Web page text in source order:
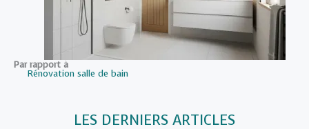
Par rapport à
Rénovation salle de bain
LES DERNIERS ARTICLES